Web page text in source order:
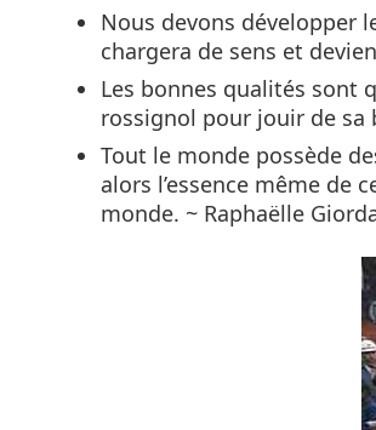
Nous devons développer
chargera de sens et
Les bonnes qualités sont
rossignol pour jouir de sa
Tout le monde possède
alors l’essence même de
monde. ~ Raphaëlle